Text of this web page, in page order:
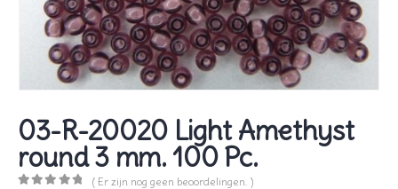
03-R-20020 Light Amethyst
round 3 mm. 100 Pc.
( Er zijn nog geen beoordelingen. )